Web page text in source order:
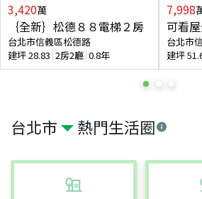
台北市 熱門生活圈
3,420萬
｛全新｝松德８８電梯２房
台北市信義區松德路
建坪28.83 2房2廳 0.8年
7,998
可看
台北市
建坪